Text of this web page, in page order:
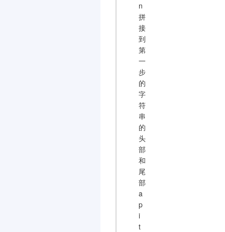
n
拼
接
到
第
一
步
的
字
符
串
的
头
部
和
尾
部
a
p
i
t